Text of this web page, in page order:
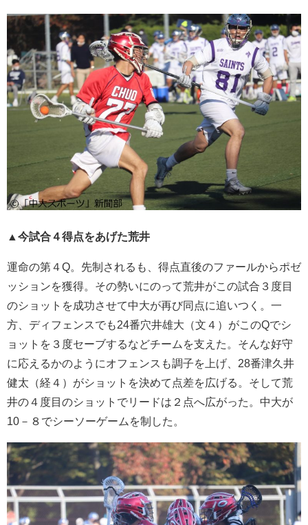
▲今試合４得点をあげた荒井
運命の第４Q。先制されるも、得点直後のファールからポゼ
ッションを獲得。その勢いにのって荒井がこの試合３度目
のショットを成功させて中大が再び同点に追いつく。一
方、ディフェンスでも24番穴井雄大（文４）がこのQでシ
ョットを３度セーブするなどチームを支えた。そんな好守
に応えるかのようにオフェンスも調子を上げ、28番津久井
健太（経４）がショットを決めて点差を広げる。そして荒
井の４度目のショットでリードは２点へ広がった。中大が
10－８でシーソーゲームを制した。